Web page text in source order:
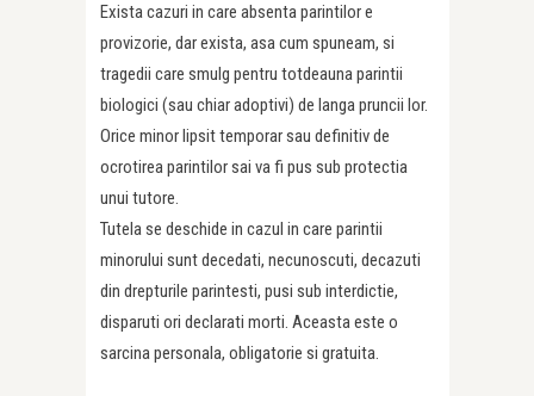
Exista cazuri in care absenta parintilor e
provizorie, dar exista, asa cum spuneam, si
tragedii care smulg pentru totdeauna parintii
biologici (sau chiar adoptivi) de langa pruncii lor.
Orice minor lipsit temporar sau definitiv de
ocrotirea parintilor sai va fi pus sub protectia
unui tutore.
Tutela se deschide in cazul in care parintii
minorului sunt decedati, necunoscuti, decazuti
din drepturile parintesti, pusi sub interdictie,
disparuti ori declarati morti. Aceasta este o
sarcina personala, obligatorie si gratuita.